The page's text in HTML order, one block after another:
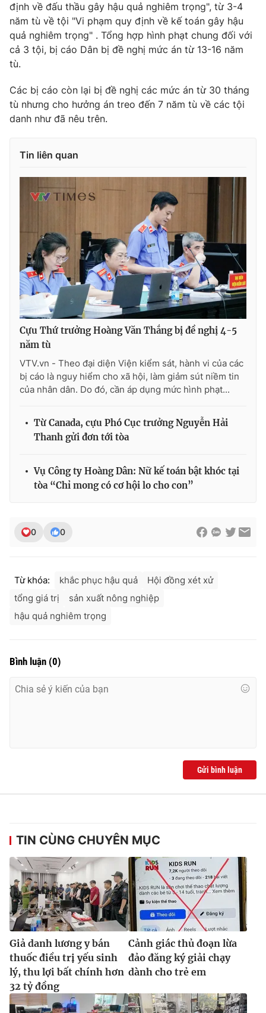
định về đấu thầu gây hậu quả nghiêm trọng", từ 3-4
năm tù về tội "Vi phạm quy định về kế toán gây hậu
quả nghiêm trọng" . Tổng hợp hình phạt chung đối với
cả 3 tội, bị cáo Dân bị đề nghị mức án từ 13-16 năm
tù.
Các bị cáo còn lại bị đề nghị các mức án từ 30 tháng
tù nhưng cho hưởng án treo đến 7 năm tù về các tội
danh như đã nêu trên.
Tin liên quan
Cựu Thứ trưởng Hoàng Văn Thắng bị đề nghị 4-5
năm tù
VTV.vn - Theo đại diện Viện kiểm sát, hành vi của các
bị cáo là nguy hiểm cho xã hội, làm giảm sút niềm tin
của nhân dân. Do đó, cần áp dụng mức hình phạt...
Từ Canada, cựu Phó Cục trưởng Nguyễn Hải
Thanh gửi đơn tới tòa
Vụ Công ty Hoàng Dân: Nữ kế toán bật khóc tại
tòa “Chỉ mong có cơ hội lo cho con”
0 0
Từ khóa: khắc phục hậu quả
Hội đồng xét xử
tổng giá trị
sản xuất nông nghiệp
hậu quả nghiêm trọng
Bình luận (0)
Gửi bình luận
TIN CÙNG CHUYÊN MỤC
Giả danh lương y bán
thuốc điều trị yếu sinh
lý, thu lợi bất chính hơn
32 tỷ đồng
Cảnh giác thủ đoạn lừa
đảo đăng ký giải chạy
dành cho trẻ em